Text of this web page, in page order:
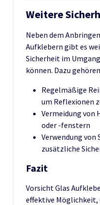
Weitere
Neben dem
Aufklebern gibt es
Sicherheit im
können. Dazu
Regelmäßige
um Reflexionen
Vermeidung von
oder -fenstern
Verwendung
zusätzliche
Fazit
Vorsicht Glas
effektive Möglichkeit,